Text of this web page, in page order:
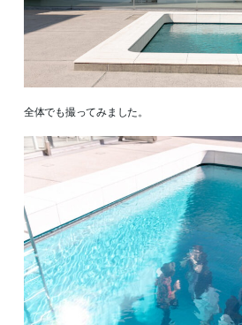
全体でも撮ってみました。